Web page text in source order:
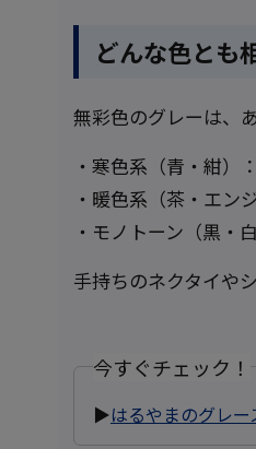
どんな色とも
無彩色のグレーは、
・寒色系（青・紺）
・暖色系（茶・エン
・モノトーン（黒・
手持ちのネクタイや
今すぐチェック！
▶はるやまのグレ